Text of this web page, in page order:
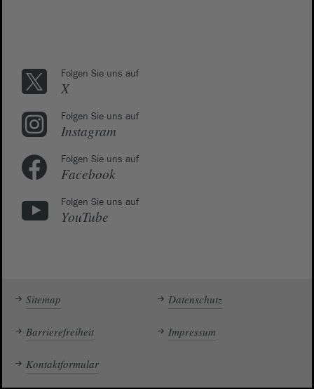
Folgen Sie uns auf
X
Folgen Sie uns auf
Instagram
Folgen Sie uns auf
Facebook
Folgen Sie uns auf
YouTube
Sitemap Datenschutz
Barrierefreiheit Impressum
Kontaktformular